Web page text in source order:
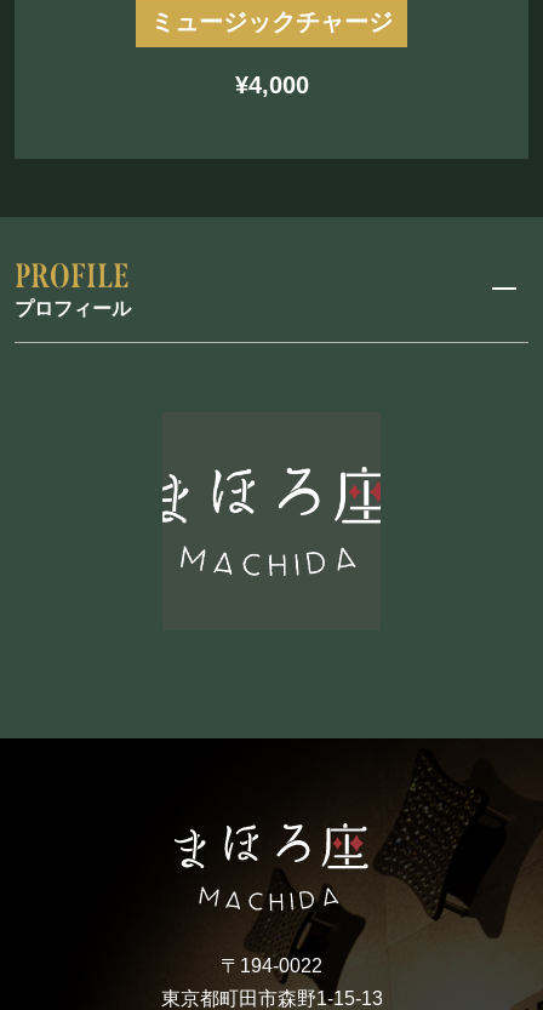
ミュージックチャージ
¥4,000
プロフィール
〒194-0022
東京都町田市森野1-15-13